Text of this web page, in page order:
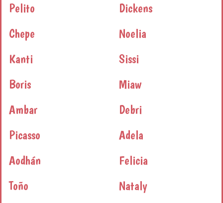
Pelito
Dickens
Chepe
Noelia
Kanti
Sissi
Boris
Miaw
Ambar
Debri
Picasso
Adela
Aodhán
Felicia
Toño
Nataly